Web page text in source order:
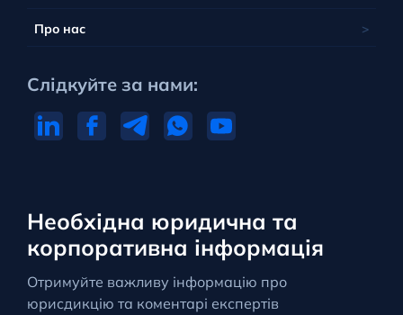
Необхідна юридична та
корпоративна інформація
Отримуйте важливу інформацію про
юрисдикцію та коментарі експертів
Про нас
Слідкуйте за нами: